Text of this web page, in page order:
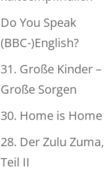
Do You Speak
(BBC-)English?
31. Große Kinder –
Große Sorgen
30. Home is Home
28. Der Zulu Zuma,
Teil II